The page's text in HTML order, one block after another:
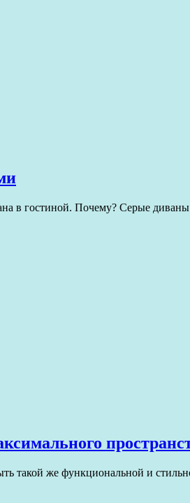
в гостиной. Почему? Серые
такой же функциональной и